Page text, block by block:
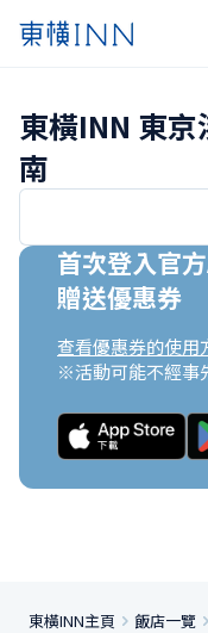
東橫INN 東
南
首次登入官
贈送優惠券
查看優惠券的使用
※活動可能不經事
東橫INN主頁 飯店一覽